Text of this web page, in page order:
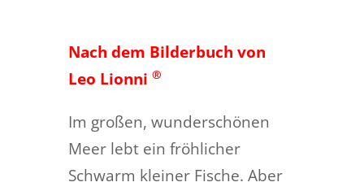
Nach dem Bilderbuch von
Leo Lionni ®
Im großen, wunderschönen
Meer lebt ein fröhlicher
Schwarm kleiner Fische. Aber